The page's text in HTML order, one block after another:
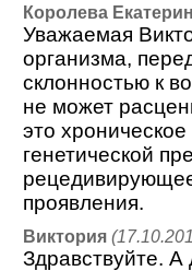
Королева
Уважаемая
организма,
склонностью к
не может
это
генетической
проявления.
Виктория
Здравствуйте. А